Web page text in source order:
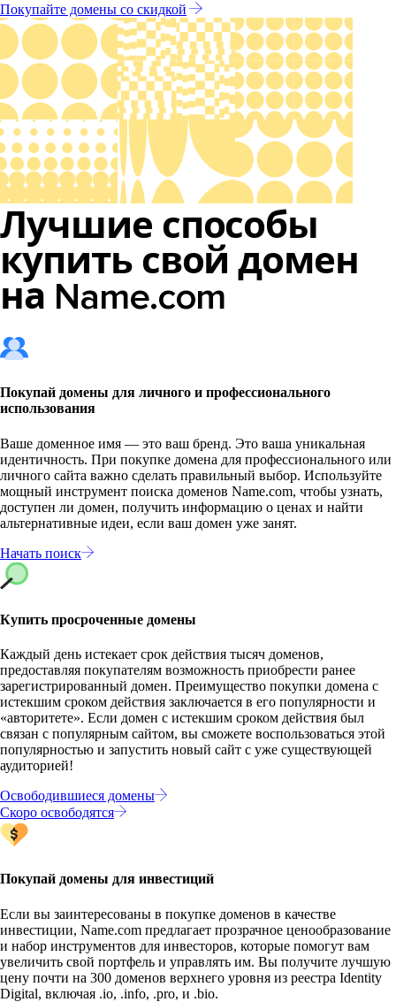
Покупайте домены со скидкой
Лучшие способы
купить свой домен
на Name.com
Покупай домены для личного и профессионального
использования
Ваше доменное имя — это ваш бренд. Это ваша уникальная
идентичность. При покупке домена для профессионального или
личного сайта важно сделать правильный выбор. Используйте
мощный инструмент поиска доменов Name.com, чтобы узнать,
доступен ли домен, получить информацию о ценах и найти
альтернативные идеи, если ваш домен уже занят.
Начать поиск
Купить просроченные домены
Каждый день истекает срок действия тысяч доменов,
предоставляя покупателям возможность приобрести ранее
зарегистрированный домен. Преимущество покупки домена с
истекшим сроком действия заключается в его популярности и
«авторитете». Если домен с истекшим сроком действия был
связан с популярным сайтом, вы сможете воспользоваться этой
популярностью и запустить новый сайт с уже существующей
аудиторией!
Освободившиеся домены
Скоро освободятся
Покупай домены для инвестиций
Если вы заинтересованы в покупке доменов в качестве
инвестиции, Name.com предлагает прозрачное ценообразование
и набор инструментов для инвесторов, которые помогут вам
увеличить свой портфель и управлять им. Вы получите лучшую
цену почти на 300 доменов верхнего уровня из реестра Identity
Digital, включая .io, .info, .pro, и .bio.